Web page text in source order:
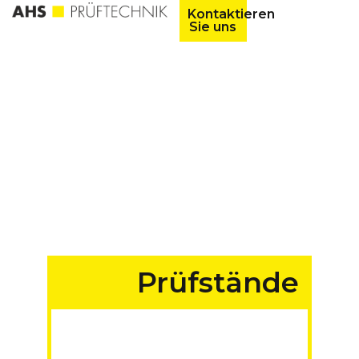
Kontaktieren
Sie uns
Prüfstände